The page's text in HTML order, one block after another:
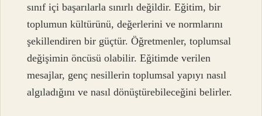
sınıf içi başarılarla sınırlı değildir. Eğitim, bir
toplumun kültürünü, değerlerini ve normlarını
şekillendiren bir güçtür. Öğretmenler, toplumsal
değişimin öncüsü olabilir. Eğitimde verilen
mesajlar, genç nesillerin toplumsal yapıyı nasıl
algıladığını ve nasıl dönüştürebileceğini belirler.